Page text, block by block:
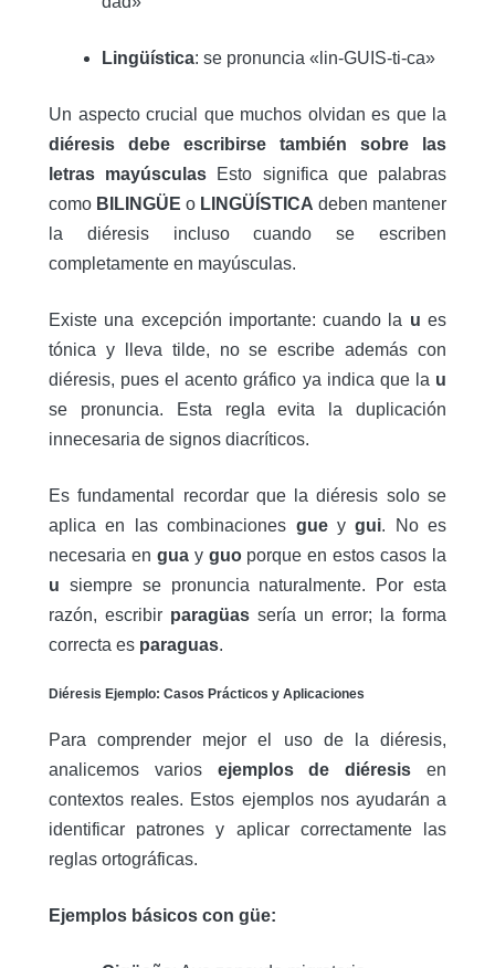
Lingüística: se pronuncia «lin-GUIS-ti-ca»
Un aspecto crucial que muchos olvidan es que la
diéresis debe escribirse también sobre las
letras mayúsculas Esto significa que palabras
como BILINGÜE o LINGÜÍSTICA deben mantener
la diéresis incluso cuando se escriben
completamente en mayúsculas.
Existe una excepción importante: cuando la u es
tónica y lleva tilde, no se escribe además con
diéresis, pues el acento gráfico ya indica que la u
se pronuncia. Esta regla evita la duplicación
innecesaria de signos diacríticos.
Es fundamental recordar que la diéresis solo se
aplica en las combinaciones gueygui. No es
necesaria en guay guoporque en estos casos la
u siempre se pronuncia naturalmente. Por esta
razón, escribir paragüas sería un error; la forma
correcta es paraguas.
Diéresis Ejemplo: Casos Prácticos y Aplicaciones
Para comprender mejor el uso de la diéresis,
analicemos varios ejemplos de diéresis en
contextos reales. Estos ejemplos nos ayudarán a
identificar patrones y aplicar correctamente las
reglas ortográficas.
Ejemplos básicos con güe: